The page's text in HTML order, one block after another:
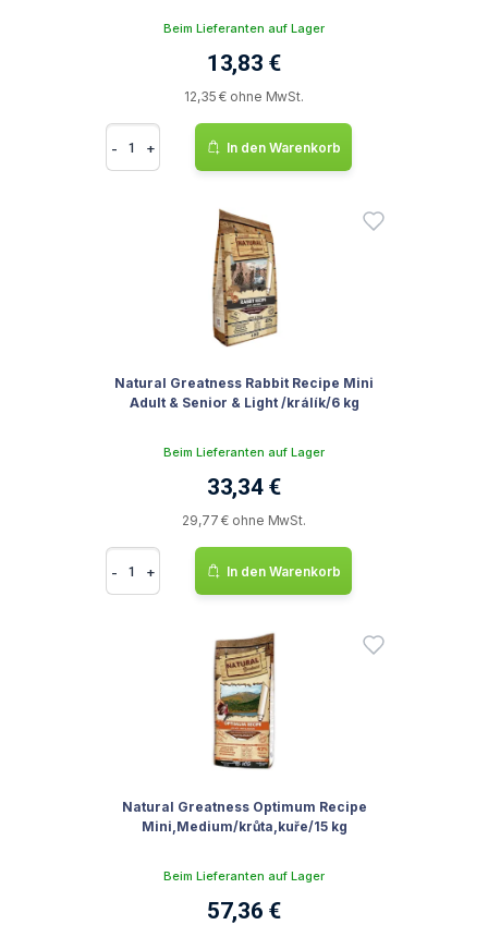
Beim Lieferanten auf Lager
13,83 €
12,35 € ohne MwSt.
- + In den Warenkorb
Natural Greatness Rabbit Recipe Mini
Adult & Senior & Light /králík/6 kg
Beim Lieferanten auf Lager
33,34 €
29,77 € ohne MwSt.
- + In den Warenkorb
Natural Greatness Optimum Recipe
Mini,Medium/krůta,kuře/15 kg
Beim Lieferanten auf Lager
57,36 €